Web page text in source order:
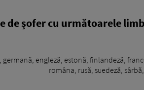
de șofer cu următoarele
germană, engleză, estonă, finlandeză,
româna, rusă, suedeză,